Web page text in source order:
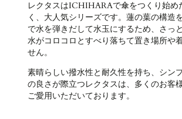
レクタスはICHIHARAで傘をつくり始め
く、大人気シリーズです。蓮の葉の構造
で水を弾きだして水玉にするため、さっ
水がコロコロとすべり落ちて置き場所や
せん。
素晴らしい撥水性と耐久性を持ち、シン
の良さが際立つレクタスは、多くのお客
ご愛用いただいております。